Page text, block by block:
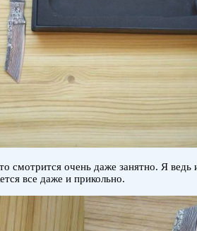
смотрится очень даже занятно. Я
все даже и прикольно.